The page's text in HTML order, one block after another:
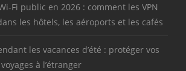
Fi public en 2026 : comment les VPN
les hôtels, les aéroports et les cafés
les vacances d’été : protéger vos
à l’étranger